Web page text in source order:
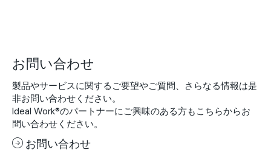
お問い合わせ
製品やサービスに関するご要望やご質問、さらなる情報は是
非お問い合わせください。
Ideal Work®のパートナーにご興味のある方もこちらからお
問い合わせください。
お問い合わせ